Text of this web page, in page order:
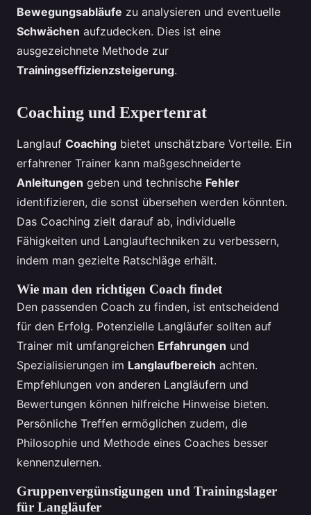
Bewegungsabläufe zu analysieren und eventuelle
Schwächen aufzudecken. Dies ist eine
ausgezeichnete Methode zur
Trainingseffizienzsteigerung.
Coaching und Expertenrat
Langlauf Coaching bietet unschätzbare Vorteile. Ein
erfahrener Trainer kann maßgeschneiderte
Anleitungen geben und technische Fehler
identifizieren, die sonst übersehen werden könnten.
Das Coaching zielt darauf ab, individuelle
Fähigkeiten und Langlauftechniken zu verbessern,
indem man gezielte Ratschläge erhält.
Wie man den richtigen Coach findet
Den passenden Coach zu finden, ist entscheidend
für den Erfolg. Potenzielle Langläufer sollten auf
Trainer mit umfangreichen Erfahrungen und
Spezialisierungen im Langlaufbereich achten.
Empfehlungen von anderen Langläufern und
Bewertungen können hilfreiche Hinweise bieten.
Persönliche Treffen ermöglichen zudem, die
Philosophie und Methode eines Coaches besser
kennenzulernen.
Gruppenvergünstigungen und Trainingslager
für Langläufer